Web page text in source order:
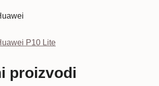
P10 Lite
proizvodi